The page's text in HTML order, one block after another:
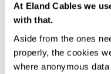
At Eland Cables we
with that.
Aside from the ones
properly, the cookies
where anonymous
mais do que
descarregar um filme,
e usar múltiplos
tempo sem ter de
transferidos.